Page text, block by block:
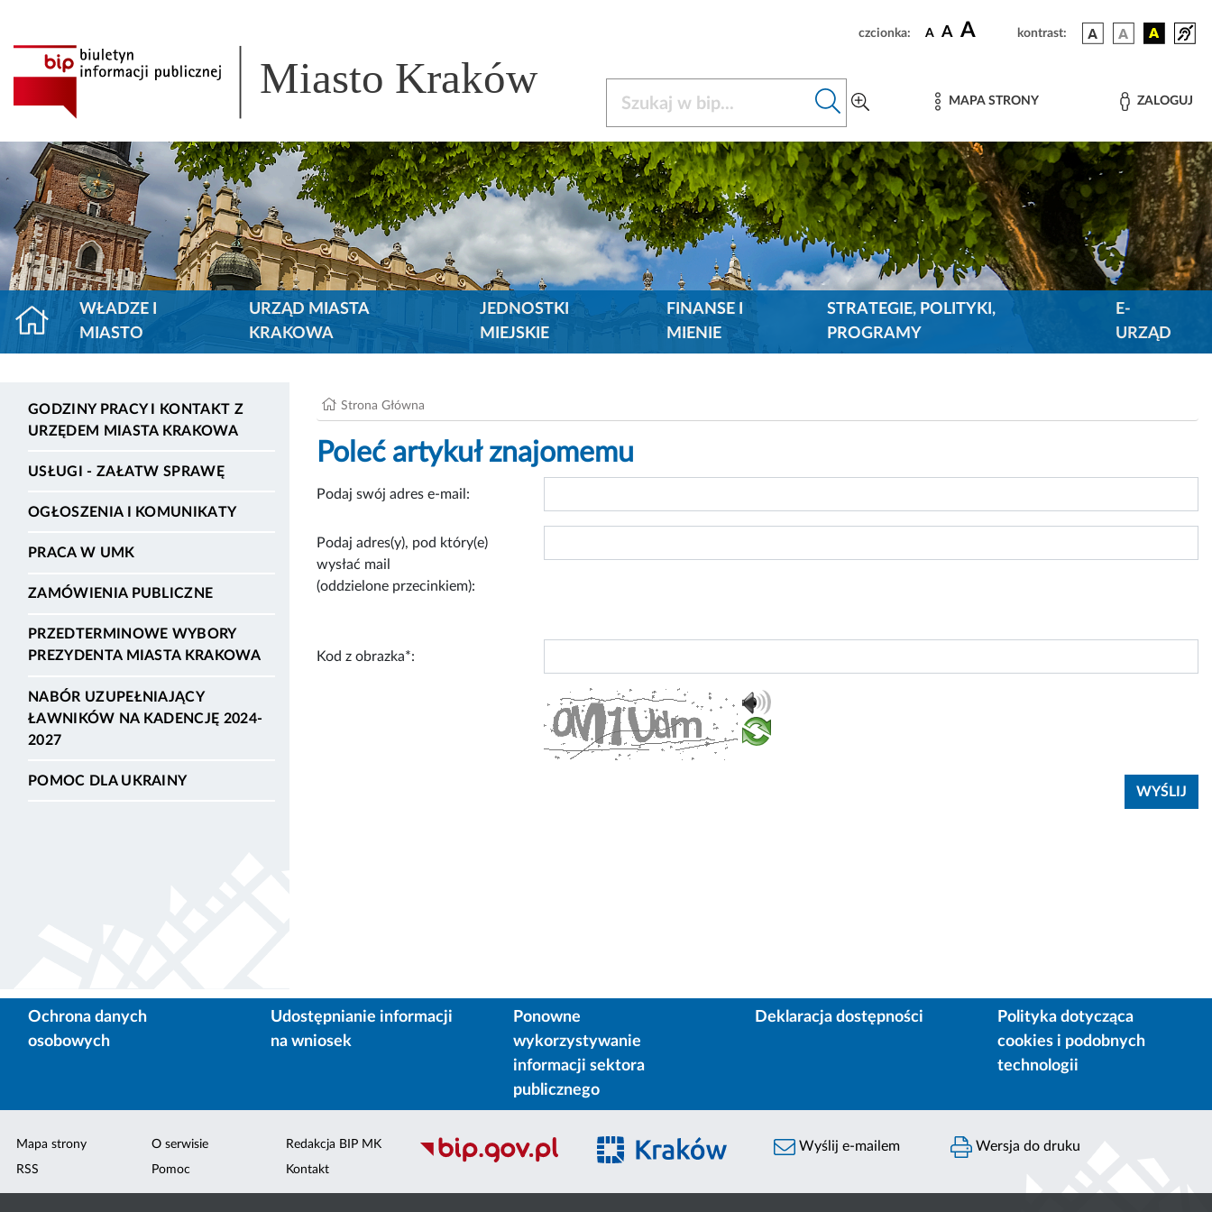
czcionka: A A A kontrast:
Miasto Kraków MAPA STRONY ZALOGUJ
WŁADZE I
MIASTO
URZĄD MIASTA
KRAKOWA
JEDNOSTKI
MIEJSKIE
FINANSE I
MIENIE
STRATEGIE, POLITYKI,
PROGRAMY
E-
URZĄD
GODZINY PRACY I KONTAKT Z
URZĘDEM MIASTA KRAKOWA
USŁUGI - ZAŁATW SPRAWĘ
OGŁOSZENIA I KOMUNIKATY
PRACA W UMK
ZAMÓWIENIA PUBLICZNE
PRZEDTERMINOWE WYBORY
PREZYDENTA MIASTA KRAKOWA
NABÓR UZUPEŁNIAJĄCY
ŁAWNIKÓW NA KADENCJĘ 2024-
2027
POMOC DLA UKRAINY
Strona Główna
Poleć artykuł znajomemu
Podaj swój adres e-mail:
Podaj adres(y), pod który(e)
wysłać mail
(oddzielone przecinkiem):
Kod z obrazka*:
Ochrona danych
osobowych
Udostępnianie informacji
na wniosek
Ponowne
wykorzystywanie
informacji sektora
publicznego
Deklaracja dostępności
Polityka dotycząca
cookies i podobnych
technologii
Mapa strony
RSS
O serwisie
Pomoc
Redakcja BIP MK
Kontakt
Wyślij e-mailem Wersja do druku